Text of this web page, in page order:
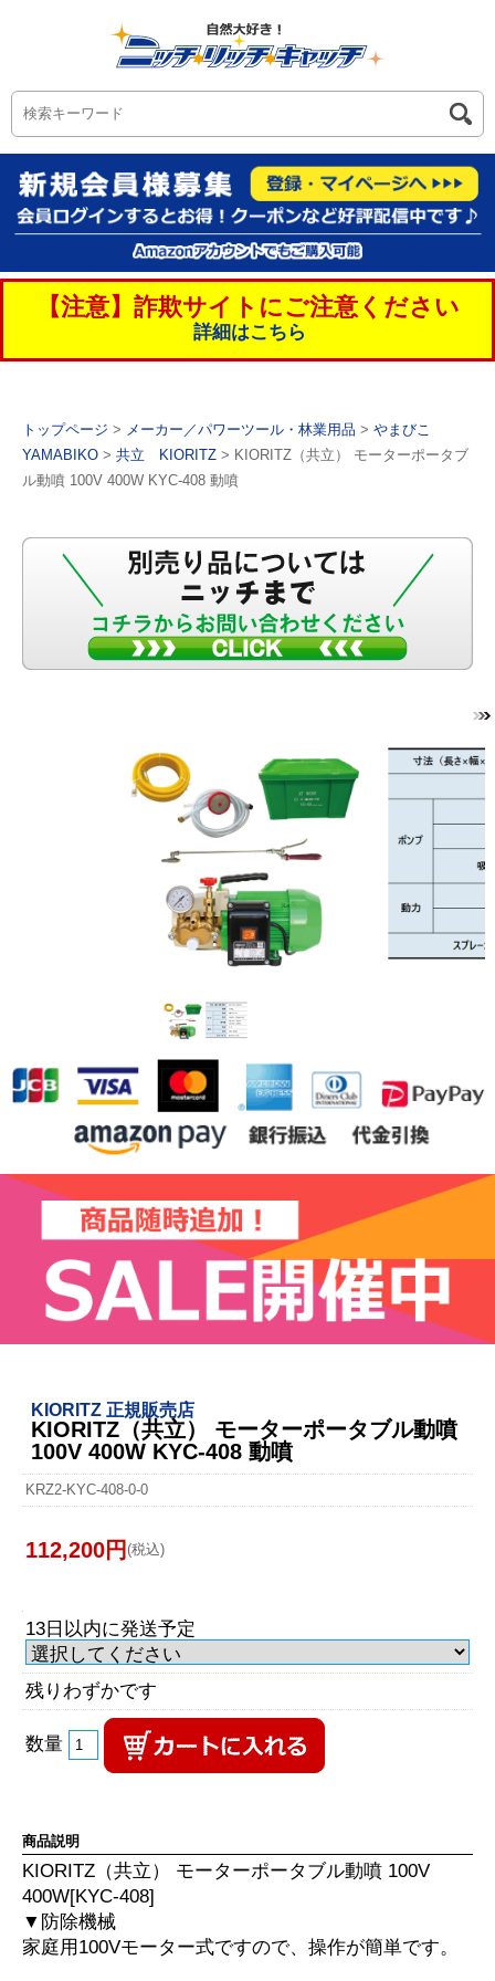
【注意】詐欺サイトにご注意ください
詳細はこちら
トップページ > メーカー／パワーツール・林業用品 > やまびこ
YAMABIKO > 共立 KIORITZ > KIORITZ（共立） モーターポータブ
ル動噴 100V 400W KYC-408 動噴
KIORITZ 正規販売店
KIORITZ（共立） モーターポータブル動噴
100V 400W KYC-408 動噴
KRZ2-KYC-408-0-0
112,200円 (税込)
13日以内に発送予定
残りわずかです
数量
商品説明
KIORITZ（共立） モーターポータブル動噴 100V
400W[KYC-408]
▼防除機械
家庭用100Vモーター式ですので、操作が簡単です。